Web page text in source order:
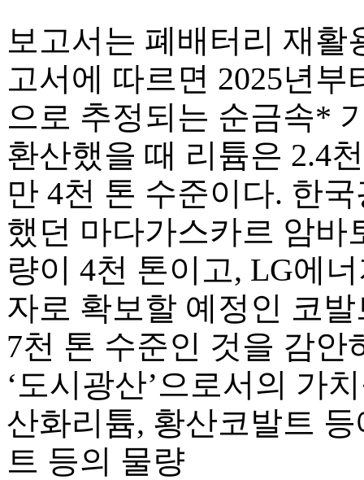
보고서는 폐배터리 재활
고서에 따르면 2025년
으로 추정되는 순금속*
환산했을 때 리튬은 2.4
만 4천 톤 수준이다. 한
했던 마다가스카르 암바
량이 4천 톤이고, LG에
자로 확보할 예정인 코
7천 톤 수준인 것을 감
‘도시광산’으로서의 가
산화리튬, 황산코발트
트 등의 물량